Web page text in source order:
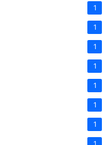
1
1
1
1
1
1
1